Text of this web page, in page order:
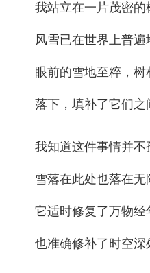
我站立在一片茂密的
风雪已在世界上普遍
眼前的雪地至粹，
落下，填补了它们之
我知道这件事情并不
雪落在此处也落在无
它适时修复了万物经
也准确修补了时空深